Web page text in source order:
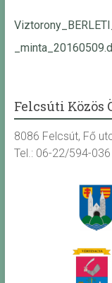
Felcsúti
8086 Felcsút, Fő
Tel.: 06-22/594-036